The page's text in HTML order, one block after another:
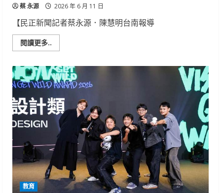
士
蔡 永源 2026 年 6 月 11 日
【民正新聞記者蔡永源．陳慧明台南報導
閱讀更多..
more
統
府
授
勳、
國
際
賽
奪
冠
山
科
大
餐
飲
系
周
教育